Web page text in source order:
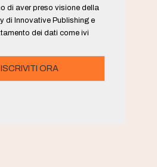
di aver preso visione della
di Innovative Publishing e
dei dati come ivi
ISCRIVITI ORA